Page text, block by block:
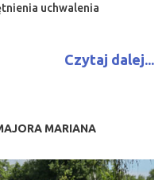
uchwalenia
Czytaj dalej...
MARIANA